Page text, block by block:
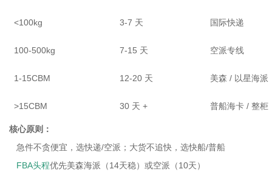
<100kg 3-7 天 国际快递
100-500kg 7-15 天 空派专线
1-15CBM 12-20 天 美森 / 以星海派
>15CBM 30 天 + 普船海卡 / 整柜
核心原则：
急件不贪便宜，选快递/空派；大货不追快，选快船/普船
FBA头程优先美森海派（14天稳）或空派（10天）